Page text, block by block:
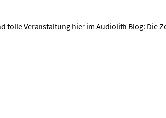
tolle Veranstaltung hier im Audiolith Blog: Die